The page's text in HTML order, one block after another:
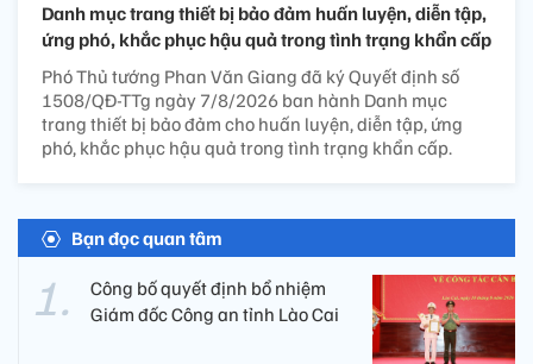
Danh mục trang thiết bị bảo đảm huấn luyện, diễn tập,
ứng phó, khắc phục hậu quả trong tình trạng khẩn cấp
Phó Thủ tướng Phan Văn Giang đã ký Quyết định số
1508/QĐ-TTg ngày 7/8/2026 ban hành Danh mục
trang thiết bị bảo đảm cho huấn luyện, diễn tập, ứng
phó, khắc phục hậu quả trong tình trạng khẩn cấp.
Bạn đọc quan tâm
Công bố quyết định bổ nhiệm
Giám đốc Công an tỉnh Lào Cai